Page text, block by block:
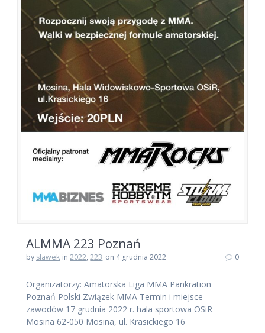
ALMMA 223 Poznań
by slawek in2022,223 on 4 grudnia 2022 0
Organizatorzy: Amatorska Liga MMA Pankration
Poznań Polski Związek MMA Termin i miejsce
zawodów 17 grudnia 2022 r. hala sportowa OSiR
Mosina 62-050 Mosina, ul. Krasickiego 16